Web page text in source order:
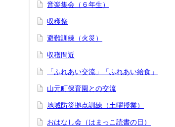
音楽集会（６年生）
収穫祭
避難訓練（火災）
収穫間近
「ふれあい交流」「ふれあい給食」
山元町保育園との交流
地域防災拠点訓練（土曜授業）
おはなし会（はまっこ読書の日）